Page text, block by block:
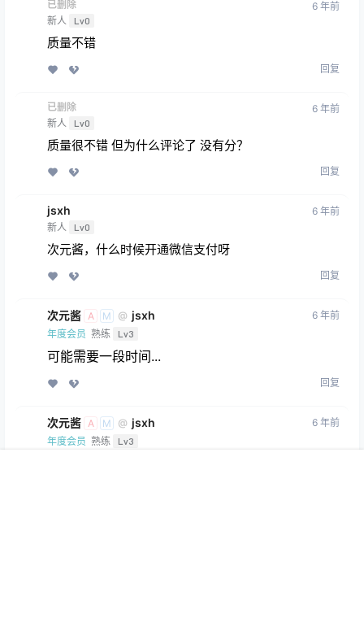
已删除
新人
Lv0
6 年前
质量不错
回复
已删除
新人
Lv0
6 年前
质量很不错 但为什么评论了 没有分？
回复
jsxh
新人 Lv0
6 年前
次元酱，什么时候开通微信支付呀
回复
次元酱 A M @ jsxh
年度会员 熟练 Lv3
6 年前
可能需要一段时间...
回复
次元酱 A M @ jsxh
年度会员 熟练 Lv3
6 年前